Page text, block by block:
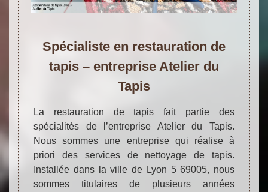
Spécialiste en restauration de
tapis – entreprise Atelier du
Tapis
La restauration de tapis fait partie des
spécialités de l’entreprise Atelier du Tapis.
Nous sommes une entreprise qui réalise à
priori des services de nettoyage de tapis.
Installée dans la ville de Lyon 5 69005, nous
sommes titulaires de plusieurs années